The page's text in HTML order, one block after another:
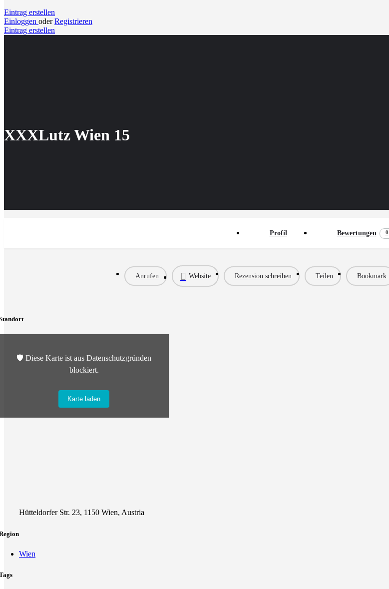
Eintrag erstellen
Einloggen oder Registrieren
Eintrag erstellen
XXXLutz Wien 15
Profil Bewertungen 0
Anrufen Website Rezension schreiben Teilen Bookmark
🛡️ Diese Karte ist aus Datenschutzgründen
blockiert.
Karte laden
Hütteldorfer Str. 23, 1150 Wien, Austria
Wien